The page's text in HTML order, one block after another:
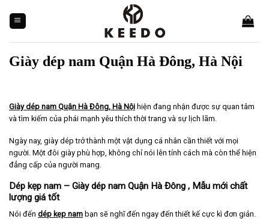
content
Giày dép nam Quận Hà Đông, Hà Nội
Giày dép nam Quận Hà Đông, Hà Nội hiện đang nhận được sự quan tâm
và tìm kiếm của phái mạnh yêu thích thời trang và sự lịch lãm.
Ngày nay, giày dép trở thành một vật dụng cá nhân cần thiết với mọi
người. Một đôi giày phù hợp, không chỉ nói lên tính cách mà còn thể hiện
đẳng cấp của người mang.
Dép kẹp nam – Giày dép nam Quận Hà Đông , Mẫu mới chất
lượng giá tốt
Nói đến dép kẹp nam bạn sẽ nghĩ đến ngay đến thiết kế cực kì đơn giản.